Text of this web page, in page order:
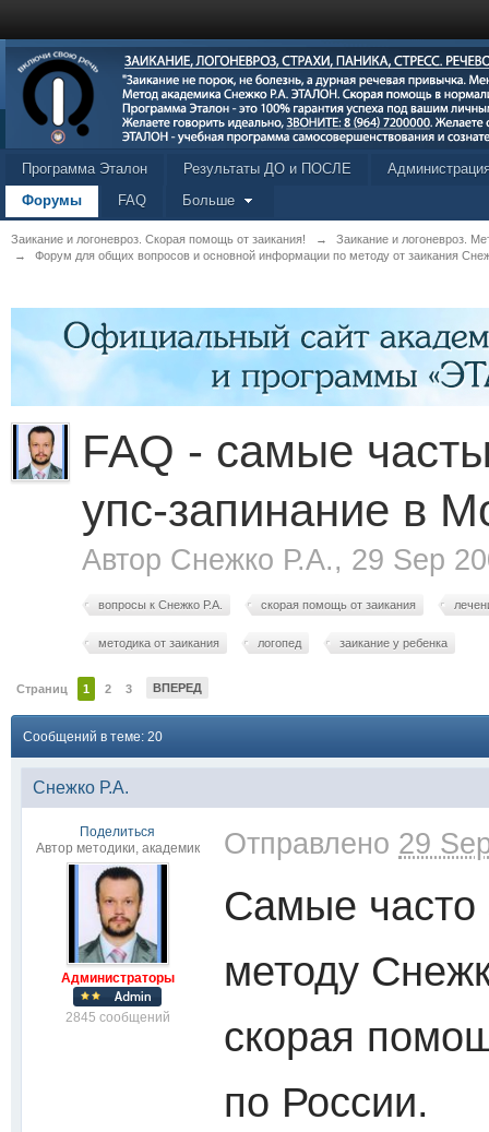
Программа Эталон Результаты ДО и ПОСЛЕ
Форумы
FAQ Больше
Заикание и логоневроз. Скорая помощь от заикания! →
Заикание и логоневроз.
→
Форум для общих вопросов и основной информации по методу от заикания
FAQ - самые
упс-зaпинание в
Автор Снежко Р.А., 29 Sep
вопросы к Снежко Р.А. скорая помощь от заикания
методика от заикания логопед заикание у ребенка
Страниц 1 2 3 ВПЕРЕД
Сообщений в теме: 20
Снежко Р.А.
Поделиться
Автор методики, академик
Администраторы
2845 сообщений
Отправлено 29
Самые часто
методу
скорая
по России.